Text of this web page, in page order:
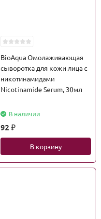
BioAqua Омолаживающая
сыворотка для кожи лица с
никотинамидами
Nicotinamide Serum, 30мл
В наличии
92 ₽
В корзину